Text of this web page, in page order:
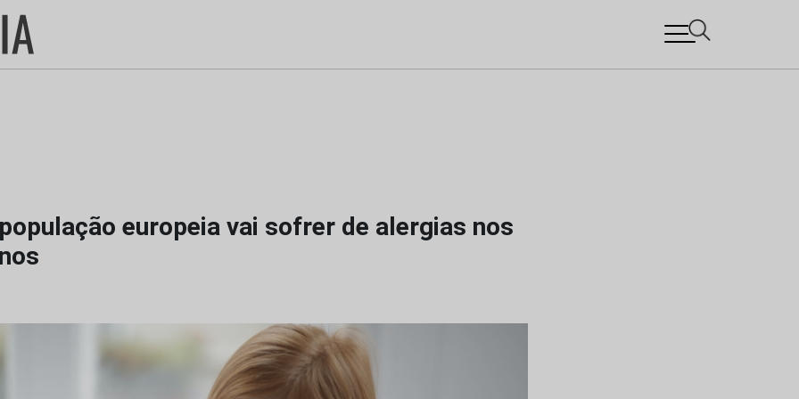
europeia vai sofrer de alergias nos